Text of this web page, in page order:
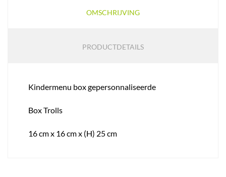
OMSCHRIJVING
PRODUCTDETAILS
Kindermenu box gepersonnaliseerde
Box Trolls
16 cm x 16 cm x (H) 25 cm